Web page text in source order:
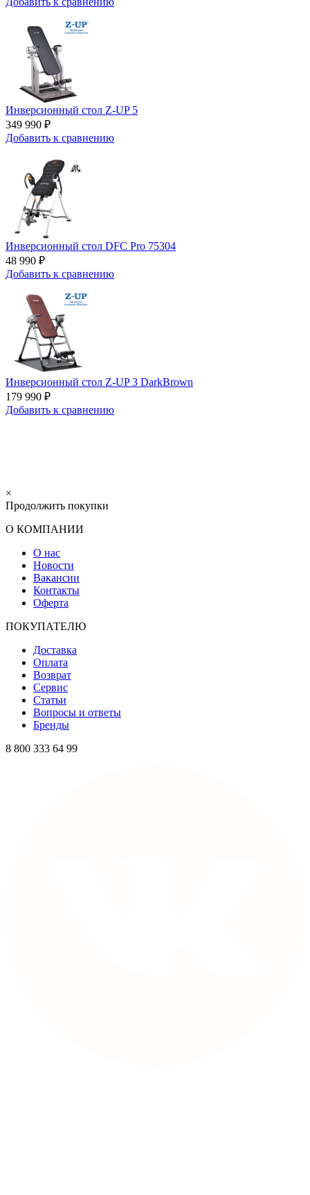
Инверсионный стол Z-UP 5
349 990 ₽
Добавить к сравнению
Инверсионный стол DFC Pro 75304
48 990 ₽
Добавить к сравнению
Инверсионный стол Z-UP 3 DarkBrown
179 990 ₽
Добавить к сравнению
×
Продолжить покупки
О КОМПАНИИ
О нас
Новости
Вакансии
Контакты
Оферта
ПОКУПАТЕЛЮ
Доставка
Оплата
Возврат
Сервис
Статьи
Вопросы и ответы
Бренды
8 800 333 64 99